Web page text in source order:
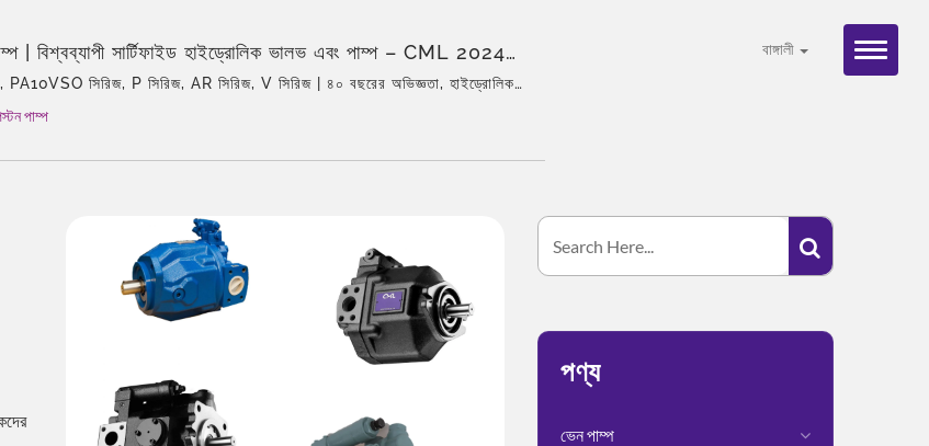
বাঙ্গালী
| বিশ্বব্যাপী সার্টিফাইড হাইড্রোলিক ভালভ এবং পাম্প – CML 2024
জিতেছে
PA10VSO সিরিজ, P সিরিজ, AR সিরিজ, V সিরিজ | ৪০ বছরের অভিজ্ঞতা, হাইড্রোলিক
এশিয়ার একমাত্র এজেন্ট ইকারলে, অভিজ্ঞ দল, সমৃদ্ধ পণ্যের প্রকার, সম্পূর্ণ সমাধান, নমনীয়
পাম্প
পণ্য
ভেন পাম্প